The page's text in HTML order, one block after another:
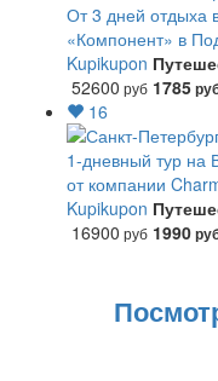
От 3 дней отдыха
«Компонент» в
Kupikupon
52600 руб 1785
16
1-дневный тур на
от компании
Kupikupon
16900 руб 1990